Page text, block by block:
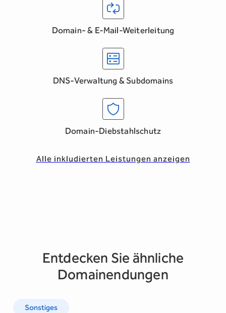
Domain- & E-Mail-Weiterleitung
DNS-Verwaltung & Subdomains
Domain-Diebstahlschutz
Alle inkludierten Leistungen anzeigen
Entdecken Sie ähnliche
Domainendungen
Sonstiges